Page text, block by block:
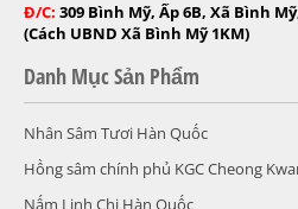
Đ/C: 309 Bình Mỹ, Ấp 6B, Xã Bình
(Cách UBND Xã Bình Mỹ 1KM)
Danh Mục Sản Phẩm
Nhân Sâm Tươi Hàn Quốc
Hồng sâm chính phủ KGC Cheong
Nấm Linh Chi Hàn Quốc